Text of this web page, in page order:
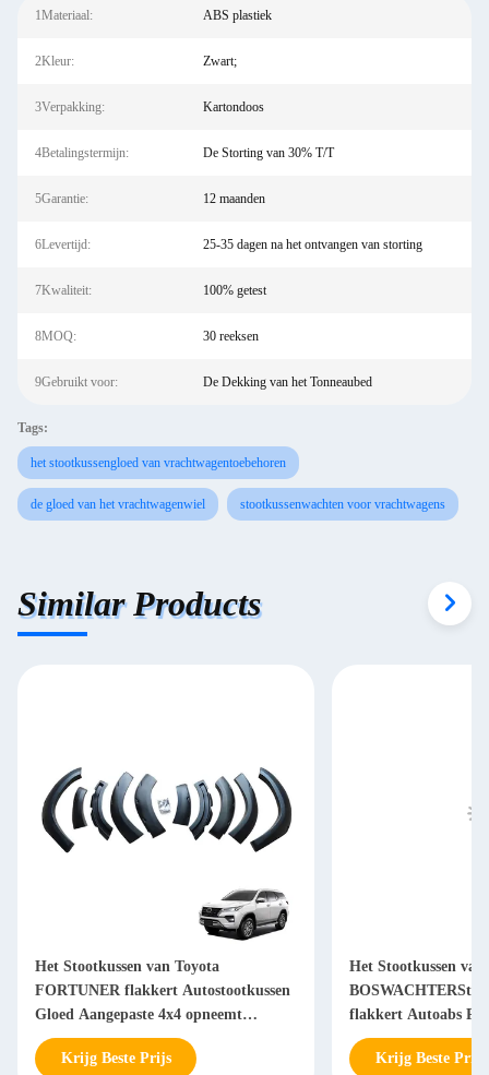
1Materiaal: ABS plastiek
2Kleur: Zwart;
3Verpakking: Kartondoos
4Betalingstermijn: De Storting van 30% T/T
5Garantie: 12 maanden
6Levertijd: 25-35 dagen na het ontvangen van storting
7Kwaliteit: 100% getest
8MOQ: 30 reeksen
9Gebruikt voor: De Dekking van het Tonneaubed
Tags:
het stootkussengloed van vrachtwagentoebehoren
de gloed van het vrachtwagenwiel stootkussenwachten voor vrachtwagens
Similar Products
Het Stootkussen van Toyota
FORTUNER flakkert Autostootkussen
Gloed Aangepaste 4x4 opneemt
Autotoebehoren
Krijg Beste Prijs
Het Stootkussen van
BOSWACHTERSt7
flakkert Autoabs
Krijg Beste Prijs